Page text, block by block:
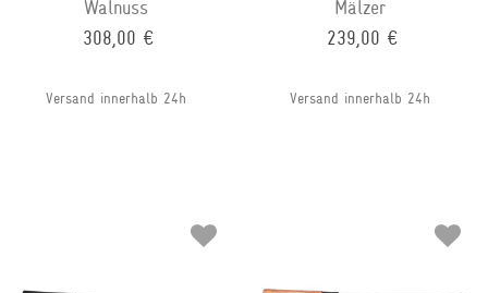
Walnuss
308,00 €
Versand innerhalb 24h
Mälzer
239,00 €
Versand innerhalb 24h